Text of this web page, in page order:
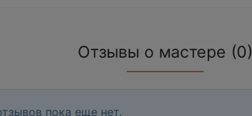
Отзывы о мастере (0)
пока еще нет.